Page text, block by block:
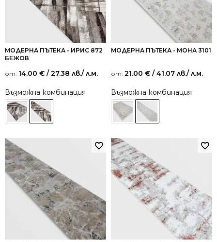
МОДЕРНА ПЪТЕКА - ИРИС 872
БЕЖОВ
от: 14.00 € / 27.38 лв./ л.м.
Възможна комбинация
МОДЕРНА ПЪТЕКА - МОНА 3101
от: 21.00 € / 41.07 лв./ л.м.
Възможна комбинация